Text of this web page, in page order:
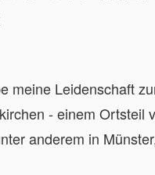
meine Leidenschaft
- einem
anderem in